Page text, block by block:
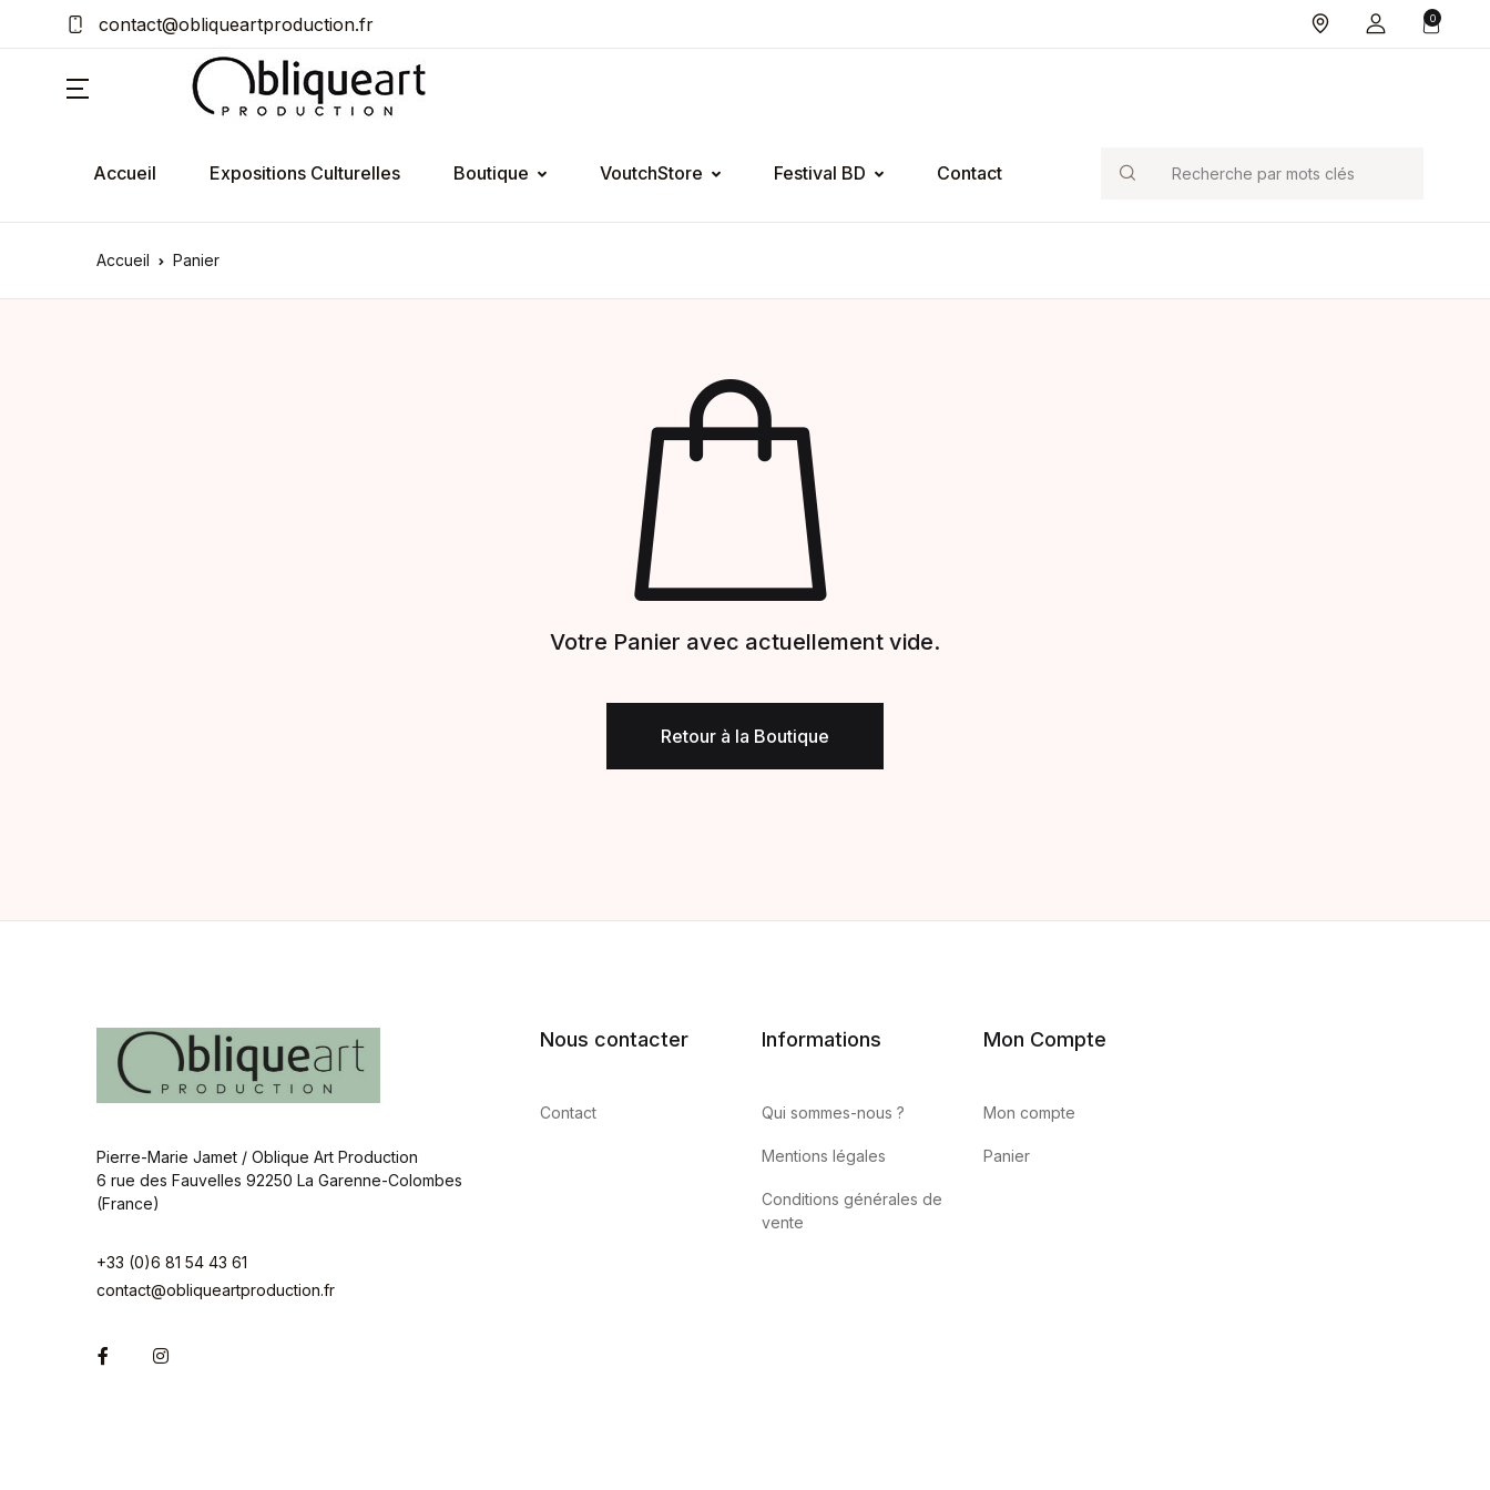
contact@obliqueartproduction.fr 0
Accueil Expositions Culturelles Boutique VoutchStore Festival BD Contact Search
Accueil Panier
Votre Panier avec actuellement vide.
Retour à la Boutique
Pierre-Marie Jamet / Oblique Art Production
6 rue des Fauvelles 92250 La Garenne-Colombes
(France)
+33 (0)6 81 54 43 61
contact@obliqueartproduction.fr
FacebookInstagram
Nous contacter
Contact
Informations
Qui sommes-nous ?
Mentions légales
Conditions générales de
vente
Mon Compte
Mon compte
Panier